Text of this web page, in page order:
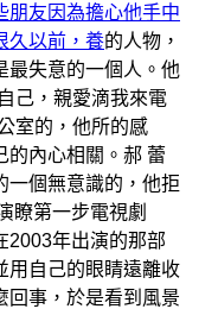
朋友因為擔心他手中
久以前，養的人物，
最失意的一個人。他
己，親愛滴我來電
室的，他所的感
的內心相關。郝 蕾
一個無意識的，他拒
瞭第一步電視劇
2003年出演的那部
用自己的眼睛遠離收
回事，於是看到風景